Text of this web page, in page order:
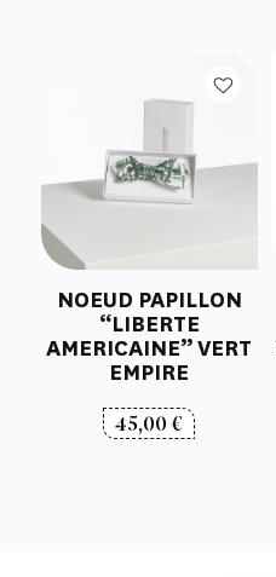
NOEUD PAPILLON
“LIBERTE
AMERICAINE” VERT
EMPIRE
45,00€